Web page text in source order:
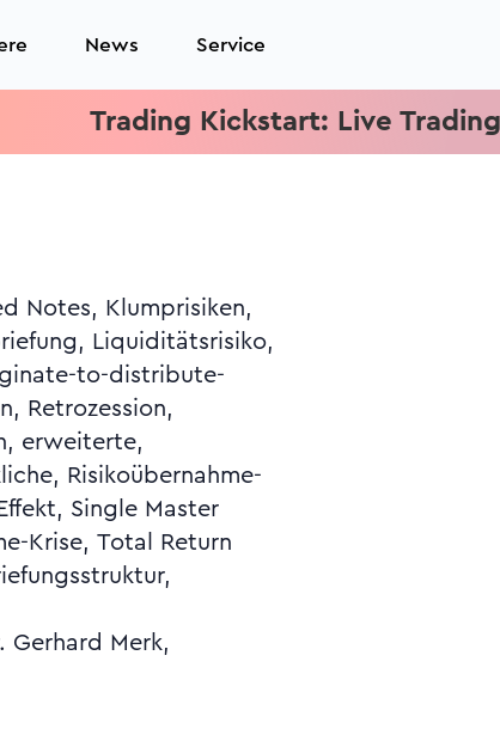
News Service
Trading Kickstart: Live Trading
Gerhard Merk,